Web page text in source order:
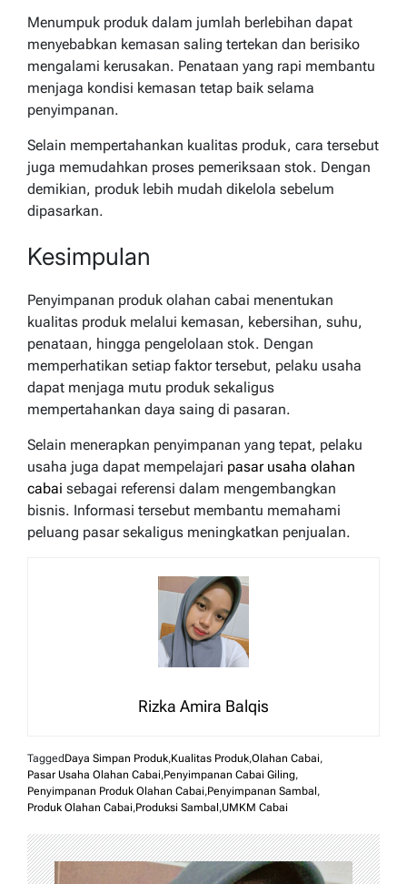
Menumpuk produk dalam jumlah berlebihan dapat
menyebabkan kemasan saling tertekan dan berisiko
mengalami kerusakan. Penataan yang rapi membantu
menjaga kondisi kemasan tetap baik selama
penyimpanan.
Selain mempertahankan kualitas produk, cara tersebut
juga memudahkan proses pemeriksaan stok. Dengan
demikian, produk lebih mudah dikelola sebelum
dipasarkan.
Kesimpulan
Penyimpanan produk olahan cabai menentukan
kualitas produk melalui kemasan, kebersihan, suhu,
penataan, hingga pengelolaan stok. Dengan
memperhatikan setiap faktor tersebut, pelaku usaha
dapat menjaga mutu produk sekaligus
mempertahankan daya saing di pasaran.
Selain menerapkan penyimpanan yang tepat, pelaku
usaha juga dapat mempelajari pasar usaha olahan
cabai sebagai referensi dalam mengembangkan
bisnis. Informasi tersebut membantu memahami
peluang pasar sekaligus meningkatkan penjualan.
Rizka Amira Balqis
Tagged Daya Simpan Produk,Kualitas Produk,Olahan Cabai,
Pasar Usaha Olahan Cabai,Penyimpanan Cabai Giling,
Penyimpanan Produk Olahan Cabai,Penyimpanan Sambal ,
Produk Olahan Cabai,Produksi Sambal ,UMKM Cabai